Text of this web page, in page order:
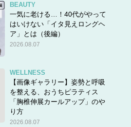
BEAUTY
一気に老ける…！40代がやって
はいけない「イタ見えロングヘ
ア」とは（後編）
2026.08.07
WELLNESS
【画像ギャラリー】姿勢と呼吸
を整える、おうちピラティス
「胸椎伸展カールアップ」のや
り方
2026.08.07